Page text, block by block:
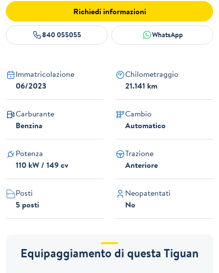
Richiedi informazioni
840 055055 WhatsApp
Immatricolazione
06/2023
Chilometraggio
21.141 km
Carburante
Benzina
Cambio
Automatico
Potenza
110 kW / 149 cv
Trazione
Anteriore
Posti
5 posti
Neopatentati
No
Equipaggiamento di questa Tiguan